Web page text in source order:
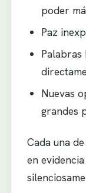
poder
Paz
Nuevas
grandes
Cada una
en